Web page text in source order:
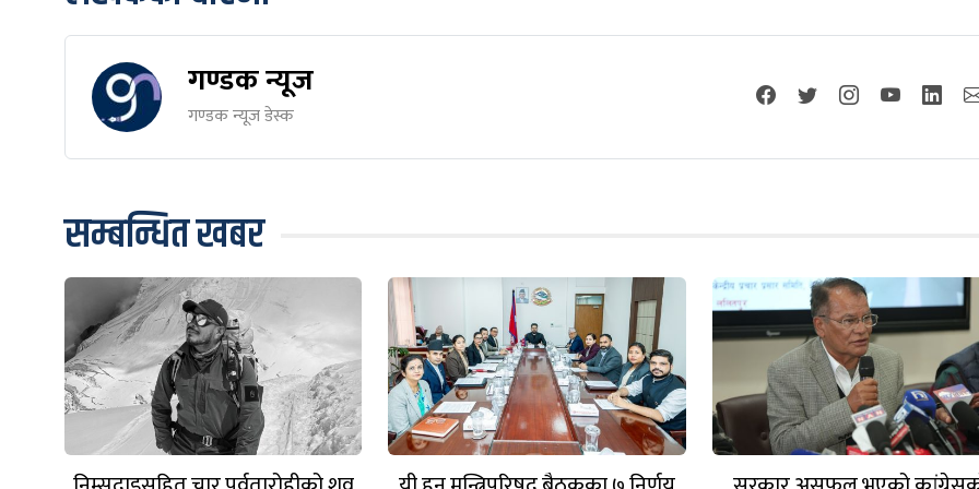
गण्डक न्यूज
गण्डक न्यूज डेस्क
सम्बन्धित खबर